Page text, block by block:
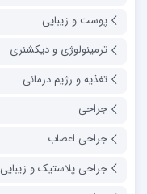
پوست و زیبایی
ترمینولوژی و دیکشنری
تغذیه و رژیم درمانی
جراحی
جراحی اعصاب
جراحی پلاستیک و زیبایی